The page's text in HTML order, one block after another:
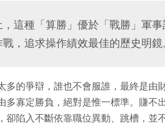
這種「算勝」優於「戰勝」軍
，追求操作績效最佳的歷史明鏡
的爭辯，誰也不會服誰，最終是由
寡定勝負，絕對是惟一標準。賺不
陷入不斷依靠職位異動、跳槽，並